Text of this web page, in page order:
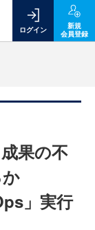
ログイン
新規
会員登録
果の不
」実行